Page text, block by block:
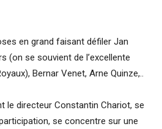
en grand faisant défiler Jan
(on se souvient de l’excellente
Bernar Venet, Arne Quinze,..
le directeur Constantin Chariot, se
se concentre sur une